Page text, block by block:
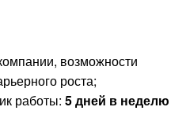
возможности
роста;
работы: 5 дней в неделю